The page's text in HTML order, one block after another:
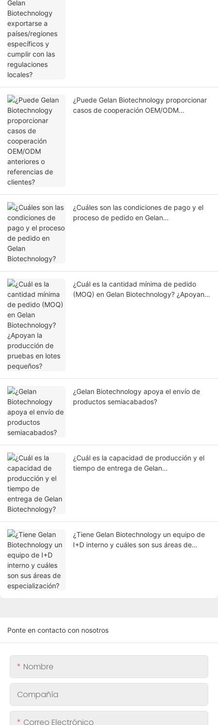
¿Puede Gelan Biotechnology proporcionar
casos de cooperación OEM/ODM
¿Cuáles son las condiciones de pago y el
proceso de pedido en Gelan
¿Cuál es la cantidad mínima de pedido
(MOQ) en Gelan Biotechnology? ¿Apoyan
¿Gelan Biotechnology apoya el envío de
productos semiacabados?
¿Cuál es la capacidad de producción y el
tiempo de entrega de Gelan
¿Tiene Gelan Biotechnology un equipo de
I+D interno y cuáles son sus áreas de
Ponte en contacto con nosotros
Nombre
Compañía
Correo Electrónico